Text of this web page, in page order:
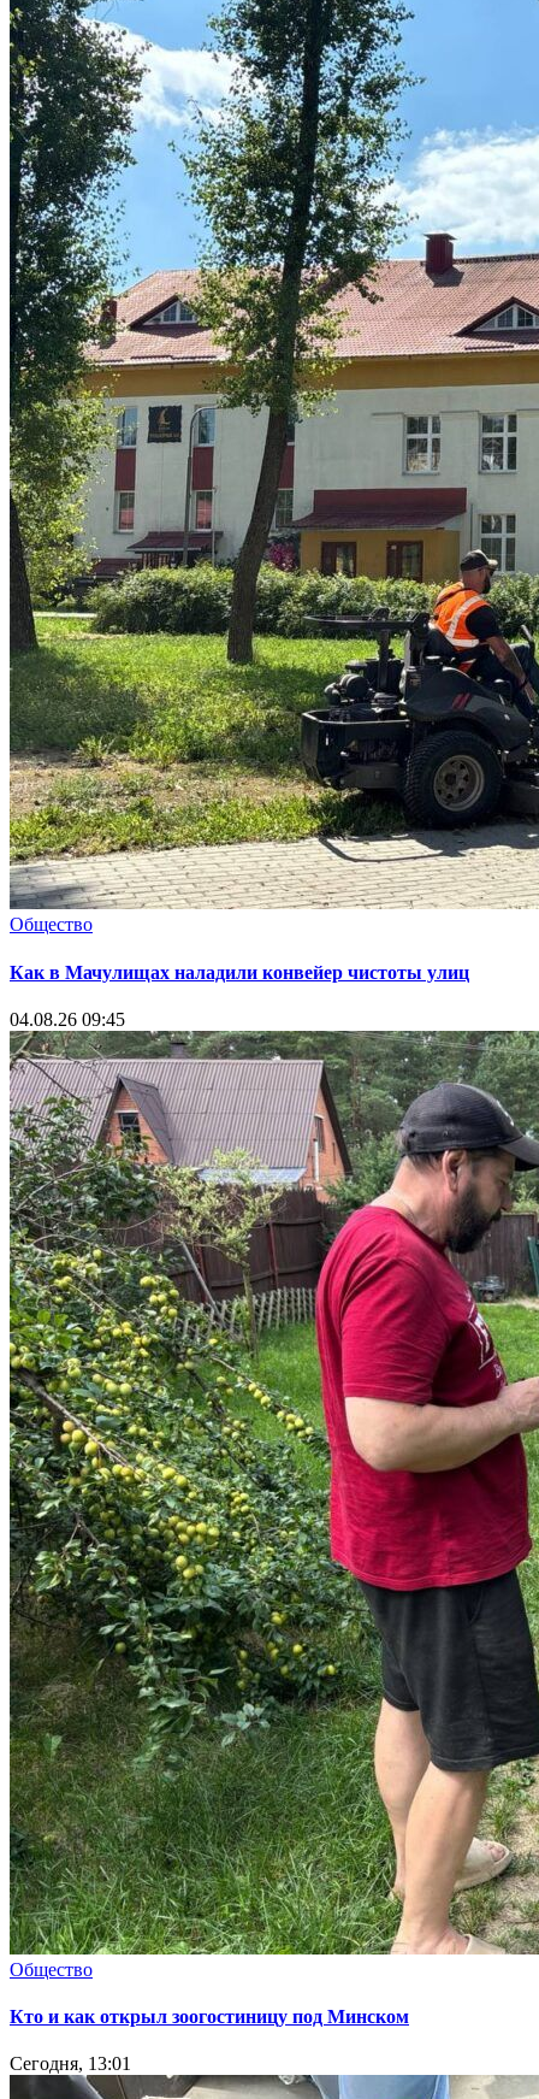
Общество
Как в Мачулищах наладили конвейер чистоты улиц
04.08.26 09:45
Общество
Кто и как открыл зоогостиницу под Минском
Сегодня, 13:01